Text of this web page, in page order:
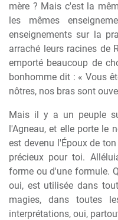
mère ? Mais c'est la
les mêmes
enseignements sur la
arraché leurs racines de
emporté beaucoup de
bonhomme dit : « Vous
nôtres, nos bras sont
Mais il y a un peuple
l'Agneau, et elle porte le
est devenu l'Époux de
précieux pour toi.
forme ou d'une formule.
oui, est utilisée dans
magies, dans toutes
interprétations, oui,